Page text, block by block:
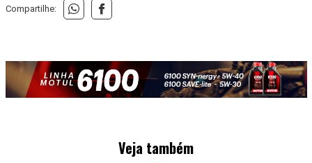
Compartilhe:
Veja também